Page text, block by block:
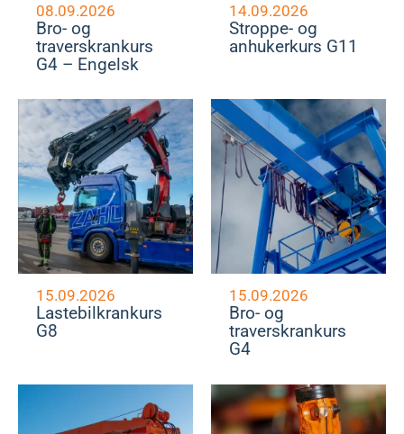
08.09.2026
Bro- og
traverskrankurs
G4 – Engelsk
14.09.2026
Stroppe- og
anhukerkurs G11
15.09.2026
Lastebilkrankurs
G8
15.09.2026
Bro- og
traverskrankurs
G4